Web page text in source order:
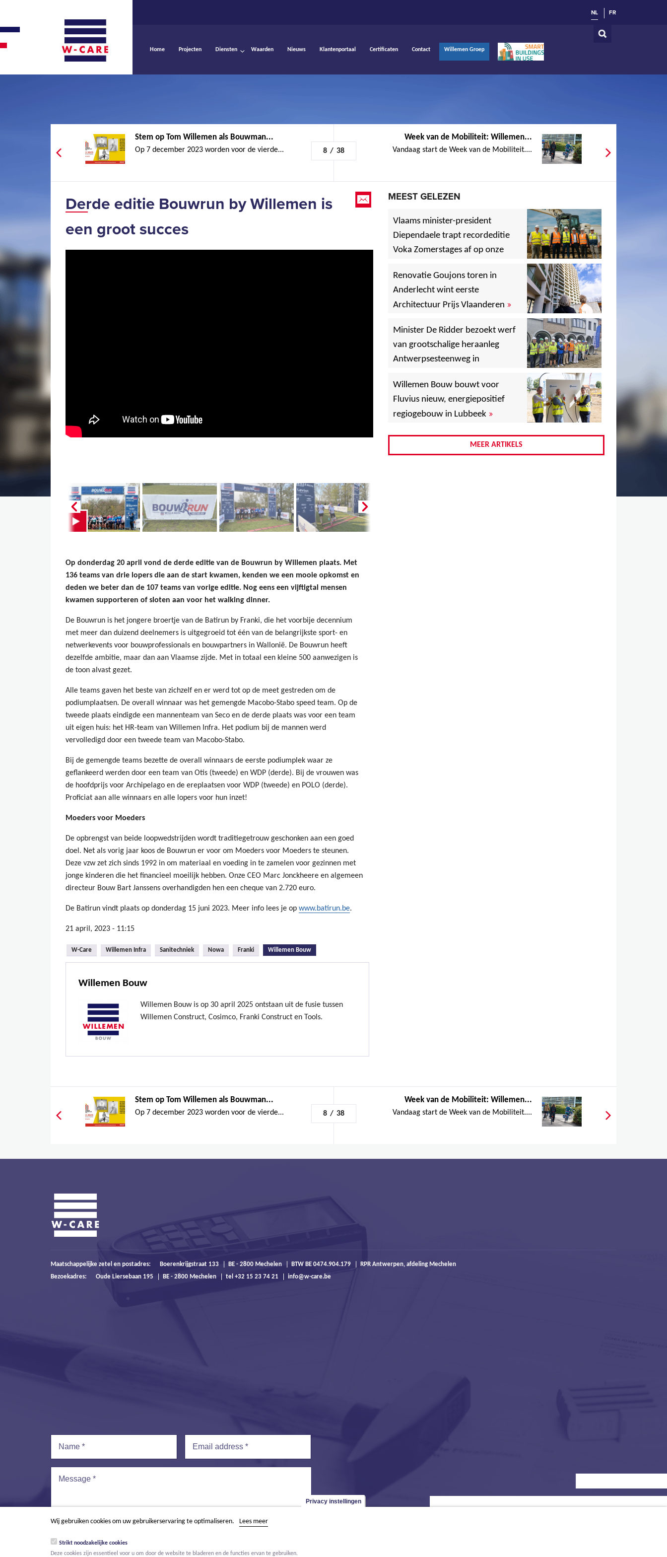
NL FR
Home Projecten Diensten Waarden Nieuws Klantenportaal Certificaten Contact Willemen Groep
Stem op Tom Willemen als Bouwman...
Op 7 december 2023 worden voor de vierde... 8 / 38
Week van de Mobiliteit: Willemen...
Vandaag start de Week van de Mobiliteit....
Derde editie Bouwrun by Willemen is
een groot succes
Op donderdag 20 april vond de derde editie van de Bouwrun by Willemen plaats. Met
136 teams van drie lopers die aan de start kwamen, kenden we een mooie opkomst en
deden we beter dan de 107 teams van vorige editie. Nog eens een vijftigtal mensen
kwamen supporteren of sloten aan voor het walking dinner.
De Bouwrun is het jongere broertje van de Batirun by Franki, die het voorbije decennium
met meer dan duizend deelnemers is uitgegroeid tot één van de belangrijkste sport- en
netwerkevents voor bouwprofessionals en bouwpartners in Wallonië. De Bouwrun heeft
dezelfde ambitie, maar dan aan Vlaamse zijde. Met in totaal een kleine 500 aanwezigen is
de toon alvast gezet.
Alle teams gaven het beste van zichzelf en er werd tot op de meet gestreden om de
podiumplaatsen. De overall winnaar was het gemengde Macobo-Stabo speed team. Op de
tweede plaats eindigde een mannenteam van Seco en de derde plaats was voor een team
uit eigen huis: het HR-team van Willemen Infra. Het podium bij de mannen werd
vervolledigd door een tweede team van Macobo-Stabo.
Bij de gemengde teams bezette de overall winnaars de eerste podiumplek waar ze
geflankeerd werden door een team van Otis (tweede) en WDP (derde). Bij de vrouwen was
de hoofdprijs voor Archipelago en de ereplaatsen voor WDP (tweede) en POLO (derde).
Proficiat aan alle winnaars en alle lopers voor hun inzet!
Moeders voor Moeders
De opbrengst van beide loopwedstrijden wordt traditiegetrouw geschonken aan een goed
doel. Net als vorig jaar koos de Bouwrun er voor om Moeders voor Moeders te steunen.
Deze vzw zet zich sinds 1992 in om materiaal en voeding in te zamelen voor gezinnen met
jonge kinderen die het financieel moeilijk hebben. Onze CEO Marc Jonckheere en algemeen
directeur Bouw Bart Janssens overhandigden hen een cheque van 2.720 euro.
De Batirun vindt plaats op donderdag 15 juni 2023. Meer info lees je op www.batirun.be.
21 april, 2023 - 11:15
W-Care Willemen Infra Sanitechniek Nowa Franki Willemen Bouw
Willemen Bouw
Willemen Bouw is op 30 april 2025 ontstaan uit de fusie tussen
Willemen Construct, Cosimco, Franki Construct en Tools.
MEEST GELEZEN
Vlaams minister-president
Diependaele trapt recordeditie
Voka Zomerstages af op onze
,
,
Renovatie Goujons toren in
Anderlecht wint eerste
Architectuur Prijs Vlaanderen »
, ,
,
Minister De Ridder bezoekt werf
van grootschalige heraanleg
Antwerpsesteenweg in
,
Willemen Bouw bouwt voor
Fluvius nieuw, energiepositief
regiogebouw in Lubbeek »
MEER ARTIKELS
Stem op Tom Willemen als Bouwman...
Op 7 december 2023 worden voor de vierde... 8 / 38
Week van de Mobiliteit: Willemen...
Vandaag start de Week van de Mobiliteit....
Maatschappelijke zetel en postadres: Boerenkrijgstraat 133 BE - 2800 Mechelen BTW BE 0474.904.179
RPR Antwerpen, afdeling Mechelen
Bezoekadres:
Oude Liersebaan 195 BE - 2800 Mechelen tel +32 15 23 74 21 info@w-care.be
Privacy instellingen
Wij gebruiken cookies om uw gebruikerservaring te optimaliseren. Lees meer
Strikt noodzakelijke cookies
Deze cookies zijn essentieel voor u om door de website te bladeren en de functies ervan te gebruiken.